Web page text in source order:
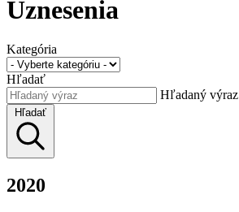
Uznesenia
Kategória
Hľadať
Hľadaný výraz
Hľadať
2020